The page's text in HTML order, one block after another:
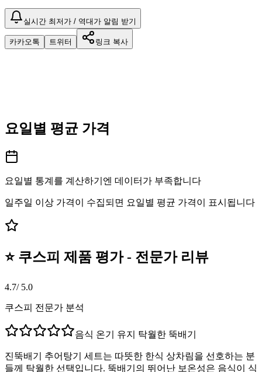
실시간 최저가 / 역대가 알림 받기
카카오톡 트위터 링크 복사
요일별 평균 가격
요일별 통계를 계산하기엔 데이터가 부족합니다
일주일 이상 가격이 수집되면 요일별 평균 가격이 표시됩니다
⭐ 쿠스피 제품 평가 - 전문가 리뷰
4.7/ 5.0
쿠스피 전문가 분석
음식 온기 유지 탁월한 뚝배기
진뚝배기 추어탕기 세트는 따뜻한 한식 상차림을 선호하는 분
들께 탁월한 선택입니다. 뚝배기의 뛰어난 보온성은 음식이 식